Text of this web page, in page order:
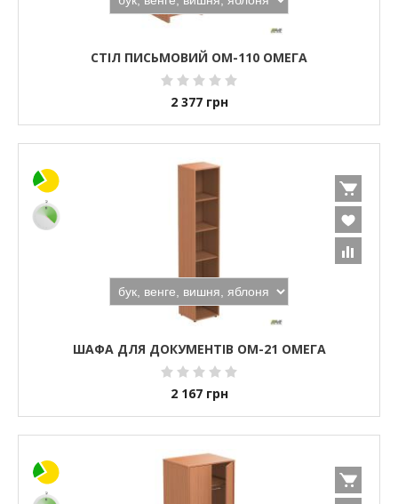
СТІЛ ПИСЬМОВИЙ ОМ-110 ОМЕГА
2 377 грн
ШАФА ДЛЯ ДОКУМЕНТІВ ОМ-21 ОМЕГА
2 167 грн